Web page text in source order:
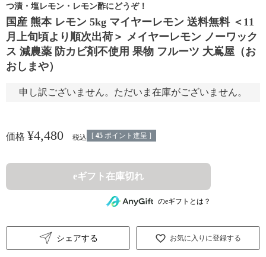
つ漬・塩レモン・レモン酢にどうぞ！
国産 熊本 レモン 5kg マイヤーレモン 送料無料 ＜11
月上旬頃より順次出荷＞ メイヤーレモン ノーワック
ス 減農薬 防カビ剤不使用 果物 フルーツ 大嶌屋（お
おしまや）
申し訳ございません。ただいま在庫がございません。
価格 ¥4,480 税込 [ 45 ポイント進呈 ]
お気に入りに登録する
eギフト在庫切れ
のeギフトとは？
シェアする